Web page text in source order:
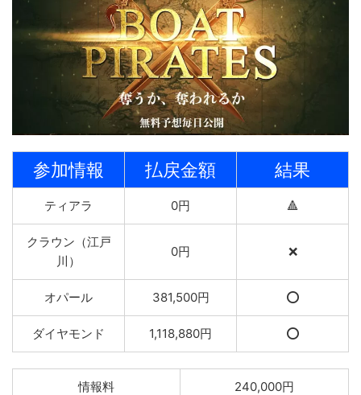
参加情報 払戻金額 結果
ティアラ 0円 🔺
クラウン（江戸
川）
0円 ❌
オパール 381,500円 ⭕️
ダイヤモンド 1,118,880円 ⭕️
情報料 240,000円